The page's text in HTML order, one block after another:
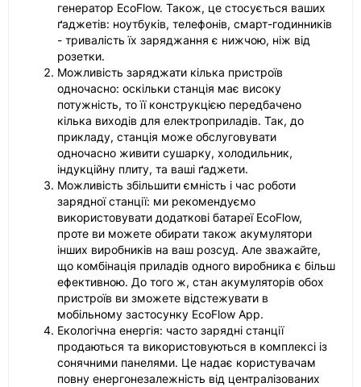
генератор EcoFlow. Також, це стосується ваших
ґаджетів: ноутбуків, телефонів, смарт-годинників
- тривалість їх заряджання є нижчою, ніж від
розетки.
Можливість заряджати кілька пристроїв
одночасно: оскільки станція має високу
потужність, то її конструкцією передбачено
кілька виходів для електроприладів. Так, до
прикладу, станція може обслуговувати
одночасно живити сушарку, холодильник,
індукційну плиту, та ваші ґаджети.
Можливість збільшити ємність і час роботи
зарядної станції: ми рекомендуємо
використовувати додаткові батареї EcoFlow,
проте ви можете обирати також акумулятори
інших виробників на ваш розсуд. Але зважайте,
що комбінація приладів одного виробника є більш
ефективною. До того ж, стан акумуляторів обох
пристроїв ви зможете відстежувати в
мобільному застосунку EcoFlow App.
Екологічна енергія: часто зарядні станції
продаються та використовуються в комплексі із
сонячними панелями. Це надає користувачам
повну енергонезалежність від централізованих